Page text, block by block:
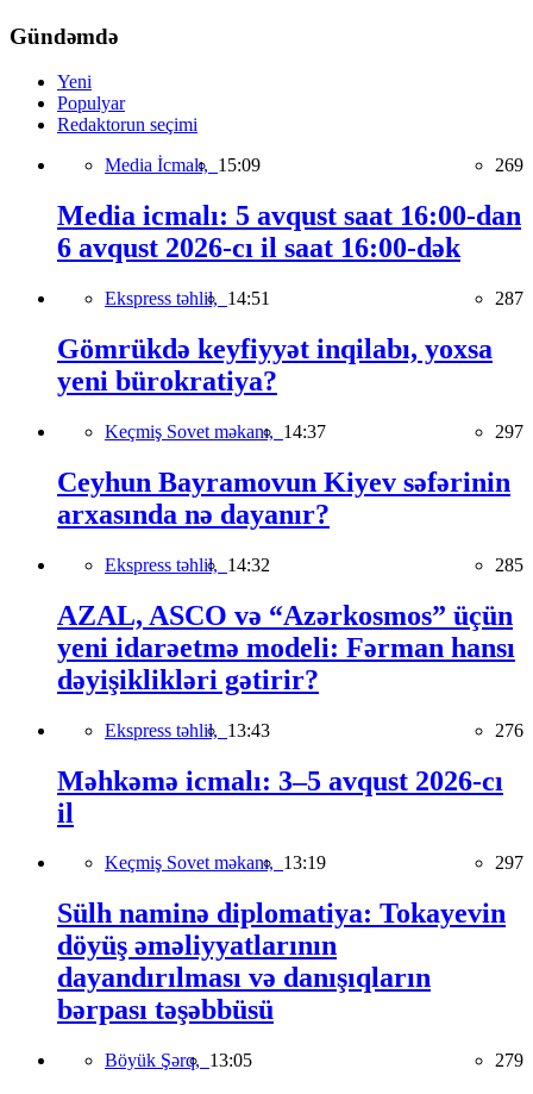
Gündəmdə
Yeni
Populyar
Redaktorun seçimi
Media İcmalı, 15:09 269
Media icmalı: 5 avqust saat 16:00-dan
6 avqust 2026-cı il saat 16:00-dək
Ekspress təhlil, 14:51 287
Gömrükdə keyfiyyət inqilabı, yoxsa
yeni bürokratiya?
Keçmiş Sovet məkanı, 14:37 297
Ceyhun Bayramovun Kiyev səfərinin
arxasında nə dayanır?
Ekspress təhlil, 14:32 285
AZAL, ASCO və “Azərkosmos” üçün
yeni idarəetmə modeli: Fərman hansı
dəyişiklikləri gətirir?
Ekspress təhlil, 13:43 276
Məhkəmə icmalı: 3–5 avqust 2026-cı
il
Keçmiş Sovet məkanı, 13:19 297
Sülh naminə diplomatiya: Tokayevin
döyüş əməliyyatlarının
dayandırılması və danışıqların
bərpası təşəbbüsü
Böyük Şərq, 13:05 279